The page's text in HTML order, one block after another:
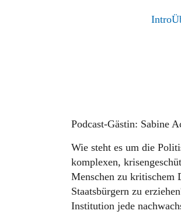
Intro
Podcast-Gästin: Sabine
Wie steht es um die
komplexen,
Menschen zu kritischem
Staatsbürgern zu
Institution jede